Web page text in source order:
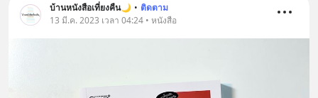
บ้านหนังสือเที่ยงคืน🌙 • ติดตาม
13 มี.ค. 2023 เวลา 04:24 • หนังสือ